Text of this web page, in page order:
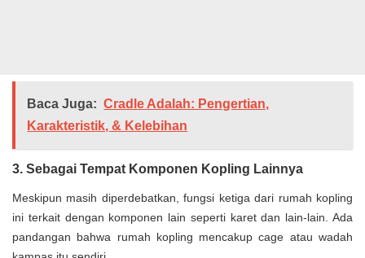
Baca Juga: Cradle Adalah: Pengertian,
Karakteristik, & Kelebihan
3. Sebagai Tempat Komponen Kopling Lainnya
Meskipun masih diperdebatkan, fungsi ketiga dari rumah kopling
ini terkait dengan komponen lain seperti karet dan lain-lain. Ada
pandangan bahwa rumah kopling mencakup cage atau wadah